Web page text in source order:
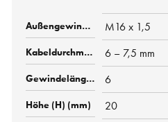
M16 x 1,5
6 – 7,5 mm
6
20